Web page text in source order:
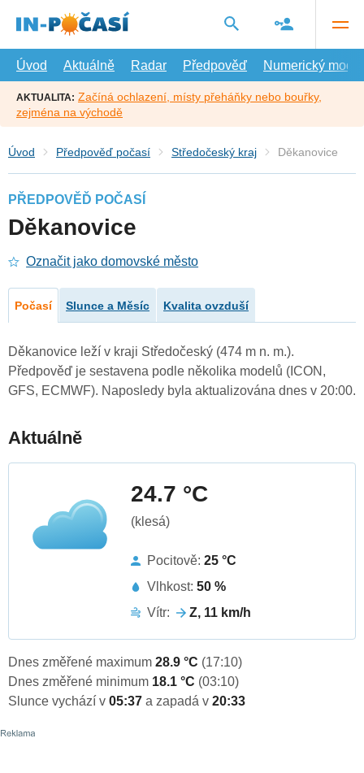
hlavní
Úvod
Aktuálně Radar Předpověď Numerický model
AKTUALITA: Začíná ochlazení, místy přeháňky nebo bouřky,
zejména na východě
Úvod Předpověď počasí Středočeský kraj Děkanovice
PŘEDPOVĚĎ POČASÍ
Děkanovice
Označit jako domovské město
Počasí Slunce a Měsíc Kvalita ovzduší
Děkanovice leží v kraji Středočeský (474 m n. m.).
Předpověď je sestavena podle několika modelů (ICON,
GFS, ECMWF). Naposledy byla aktualizována dnes v 20:00.
Aktuálně
24.7 °C
(klesá)
Pocitově: 25 °C
Vlhkost: 50 %
Vítr:
Z, 11 km/h
Dnes změřené maximum 28.9 °C (17:10)
Dnes změřené minimum 18.1 °C (03:10)
Slunce vychází v 05:37 a zapadá v 20:33